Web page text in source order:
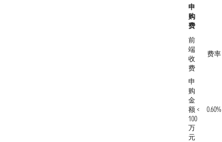
申
购
费
前
端
收
费
费率
申
购
金
额 <
100
万
元
0.60%